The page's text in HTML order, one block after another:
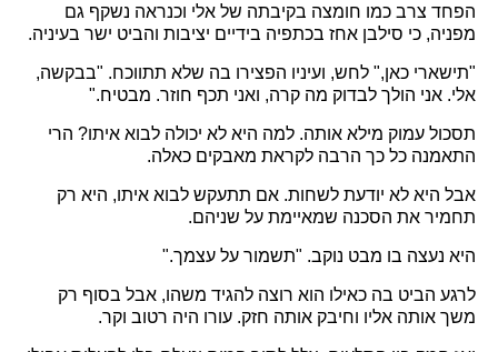
הפחד צרב כמו חומצה בקיבתה של אלי וכנראה נשקף גם
מפניה, כי סילבן אחז בכתפיה בידיים יציבות והביט ישר בעיניה.
"תישארי כאן," לחש, ועיניו הפצירו בה שלא תתווכח. "בבקשה,
אלי. אני הולך לבדוק מה קרה, ואני תכף חוזר. מבטיח."
תסכול עמוק מילא אותה. למה היא לא יכולה לבוא איתו? הרי
התאמנה כל כך הרבה לקראת מאבקים כאלה.
אבל היא לא יודעת לשחות. אם תתעקש לבוא איתו, היא רק
תחמיר את הסכנה שמאיימת על שניהם.
היא נעצה בו מבט נוקב. "תשמור על עצמך."
לרגע הביט בה כאילו הוא רוצה להגיד משהו, אבל בסוף רק
משך אותה אליו וחיבק אותה חזק. עורו היה רטוב וקר.